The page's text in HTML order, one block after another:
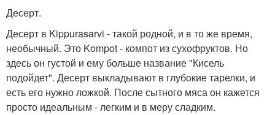
Десерт.
Десерт в Kippurasarvi - такой родной, и в то же время,
необычный. Это Kompot - компот из сухофруктов. Но
здесь он густой и ему больше название "Кисель
подойдет". Десерт выкладывают в глубокие тарелки, и
есть его нужно ложкой. После сытного мяса он кажется
просто идеальным - легким и в меру сладким.